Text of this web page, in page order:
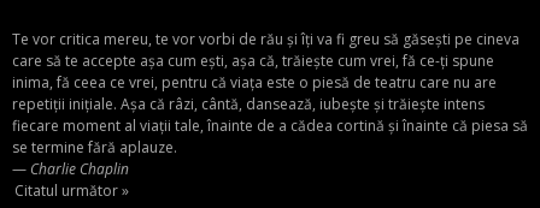
Te vor critica mereu, te vor vorbi de rău și îți va fi greu să găsești pe cineva
care să te accepte așa cum ești, așa că, trăiește cum vrei, fă ce-ți spune
inima, fă ceea ce vrei, pentru că viața este o piesă de teatru care nu are
repetiții inițiale. Așa că râzi, cântă, dansează, iubește și trăiește intens
fiecare moment al viații tale, înainte de a cădea cortină și înainte că piesa să
se termine fără aplauze.
— Charlie Chaplin
Citatul următor »